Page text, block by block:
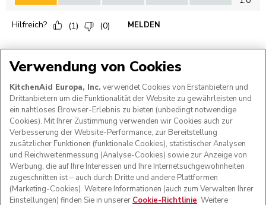
Verwendung von Cookies
KitchenAid Europa, Inc. verwendet Cookies von Erstanbietern und
Drittanbietern um die Funktionalität der Website zu gewährleisten und
ein nahtloses Browser-Erlebnis zu bieten (unbedingt notwendige
Cookies). Mit Ihrer Zustimmung verwenden wir Cookies auch zur
Verbesserung der Website-Performance, zur Bereitstellung
zusätzlicher Funktionen (funktionale Cookies), statistischer Analysen
und Reichweitenmessung (Analyse-Cookies) sowie zur Anzeige von
Werbung, die auf Ihre Interessen und Ihre Internetsuchgewohnheiten
zugeschnitten ist – auch durch Dritte und andere Plattformen
(Marketing-Cookies). Weitere Informationen (auch zum Verwalten Ihrer
Einstellungen) finden Sie in unserer Cookie-Richtlinie. Weitere